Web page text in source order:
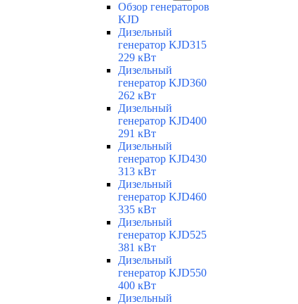
Обзор генераторов
KJD
Дизельный
генератор KJD315
229 кВт
Дизельный
генератор KJD360
262 кВт
Дизельный
генератор KJD400
291 кВт
Дизельный
генератор KJD430
313 кВт
Дизельный
генератор KJD460
335 кВт
Дизельный
генератор KJD525
381 кВт
Дизельный
генератор KJD550
400 кВт
Дизельный